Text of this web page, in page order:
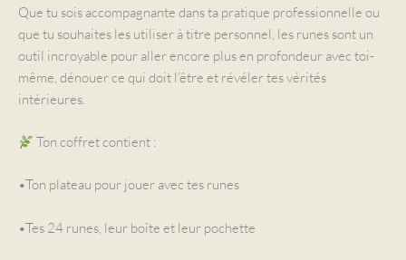
Que tu sois accompagnante dans ta pratique professionnelle ou
que tu souhaites les utiliser à titre personnel, les runes sont un
outil incroyable pour aller encore plus en profondeur avec toi-
même, dénouer ce qui doit l’être et révéler tes vérités
intérieures.
Ton coffret contient :
•Ton plateau pour jouer avec tes runes
•Tes 24 runes, leur boîte et leur pochette